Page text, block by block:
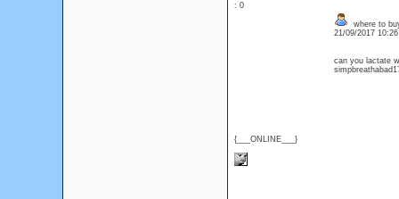
: 0
{___ONLINE___}
where to
21/09/2017
can you lactate